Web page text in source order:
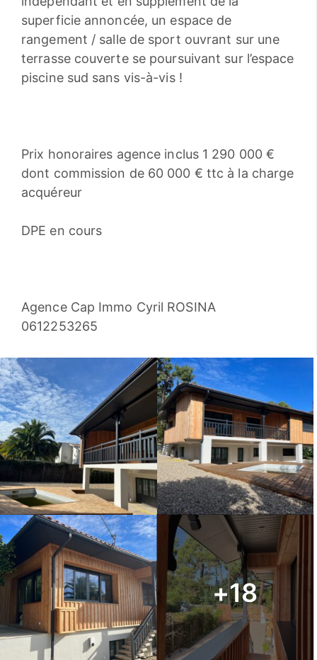
superficie annoncée, un espace de
rangement / salle de sport ouvrant sur une
terrasse couverte se poursuivant sur l’espace
piscine sud sans vis-à-vis !
Prix honoraires agence inclus 1 290 000 €
dont commission de 60 000 € ttc à la charge
acquéreur
DPE en cours
Agence Cap Immo Cyril ROSINA
0612253265
+18